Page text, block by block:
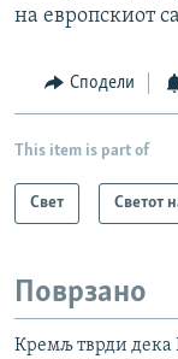
на европскиот
Сподели
This item is part of
Свет Светот
Поврзано
Кремљ тврди дека